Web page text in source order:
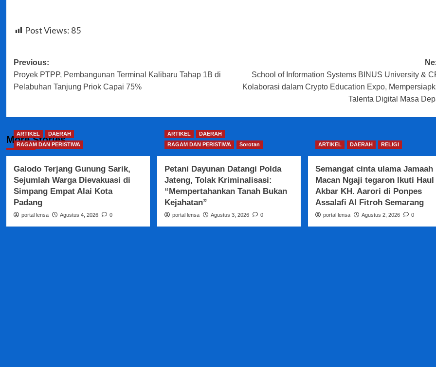
Post Views: 85
Post
navigation
Previous:
Proyek PTPP, Pembangunan Terminal Kalibaru Tahap 1B di
Pelabuhan Tanjung Priok Capai 75%
School of Information Systems BINUS University &
Kolaborasi dalam Crypto Education Expo,
Talenta Digital Masa
More Stories
ARTIKEL
DAERAH
RAGAM DAN PERISTIWA
Galodo Terjang Gunung Sarik,
Sejumlah Warga Dievakuasi di
Simpang Empat Alai Kota
Padang
portal lensa Agustus 4, 2026 0
ARTIKEL
DAERAH
RAGAM DAN PERISTIWA
Sorotan
Petani Dayunan Datangi Polda
Jateng, Tolak Kriminalisasi:
“Mempertahankan Tanah Bukan
Kejahatan”
portal lensa Agustus 3, 2026 0
ARTIKEL DAERAH RELIGI
Semangat cinta ulama Jamaah
Macan Ngaji tegaron Ikuti Haul
Akbar KH. Aarori di Ponpes
Assalafi Al Fitroh Semarang
portal lensa Agustus 2, 2026 0